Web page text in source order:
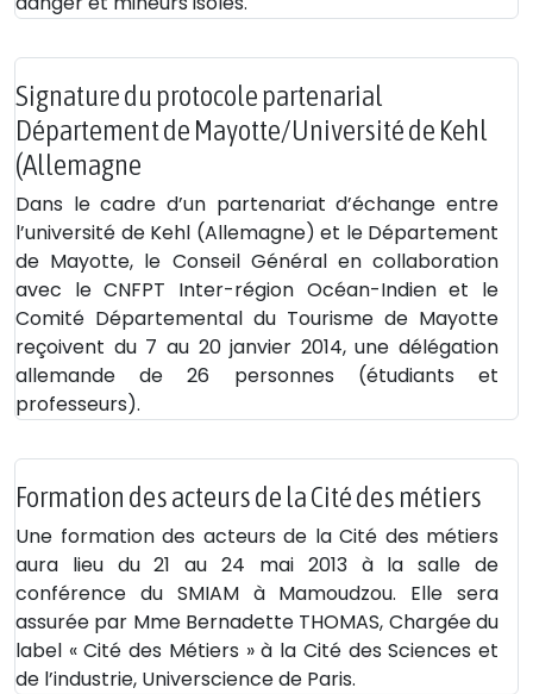
Signature du protocole partenarial
Département de Mayotte/Université de Kehl
(Allemagne
Dans le cadre d’un partenariat d’échange entre
l’université de Kehl (Allemagne) et le Département
de Mayotte, le Conseil Général en collaboration
avec le CNFPT Inter-région Océan-Indien et le
Comité Départemental du Tourisme de Mayotte
reçoivent du 7 au 20 janvier 2014, une délégation
allemande de 26 personnes (étudiants et
professeurs).
Formation des acteurs de la Cité des métiers
Une formation des acteurs de la Cité des métiers
aura lieu du 21 au 24 mai 2013 à la salle de
conférence du SMIAM à Mamoudzou. Elle sera
assurée par Mme Bernadette THOMAS, Chargée du
label « Cité des Métiers » à la Cité des Sciences et
de l’industrie, Universcience de Paris.